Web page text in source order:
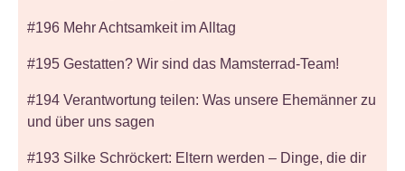
#196 Mehr Achtsamkeit im Alltag
#195 Gestatten? Wir sind das Mamsterrad-Team!
#194 Verantwortung teilen: Was unsere Ehemänner zu
und über uns sagen
#193 Silke Schröckert: Eltern werden – Dinge, die dir